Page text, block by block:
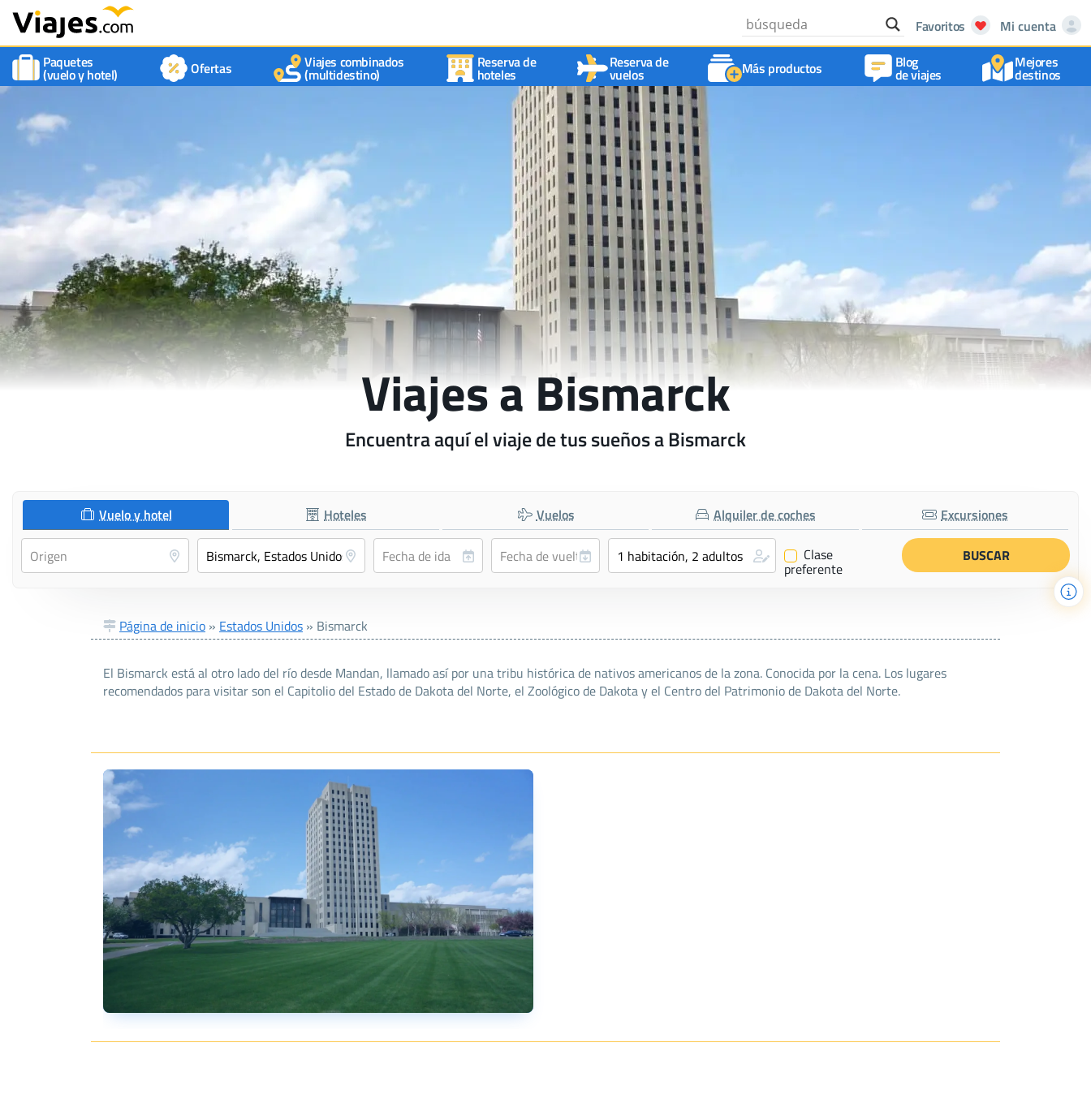
Favoritos
Mi cuenta
Paquetes
(vuelo y hotel) Ofertas Viajes combinados
(multidestino)
Reserva de
hoteles
Reserva de
vuelos Más productos Blog
de viajes
Mejores
destinos
Viajes a Bismarck
Encuentra aquí el viaje de tus sueños a Bismarck
Vuelo y hotel Hoteles Vuelos Alquiler de coches Excursiones
✔ Clase
preferente
Página de inicio » Estados Unidos » Bismarck
El Bismarck está al otro lado del río desde Mandan, llamado así por una tribu histórica de nativos americanos de la zona. Conocida por la cena. Los lugares
recomendados para visitar son el Capitolio del Estado de Dakota del Norte, el Zoológico de Dakota y el Centro del Patrimonio de Dakota del Norte.